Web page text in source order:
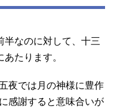
半なのに対して、十三
たります。
夜では月の神様に豊作
感謝すると意味合いが